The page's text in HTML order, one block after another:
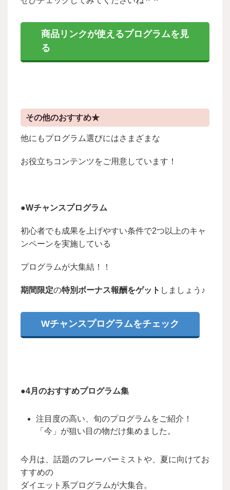
商品リンクが使えるプログラムを見
る
その他のおすすめ★
他にもプログラム選びにはさまざまな
お役立ちコンテンツをご用意しています！
●Wチャンスプログラム
初心者でも成果を上げやすい条件で2つ以上のキャ
ンペーンを実施している
プログラムが大集結！！
期間限定の特別ボーナス報酬をゲット しましょう♪
Wチャンスプログラムをチェック
●4月のおすすめプログラム集
注目度の高い、旬のプログラムをご紹介！
「今」が狙い目の物だけ集めました。
今月は、話題のフレーバーミストや、夏に向けてお
すすめの
ダイエット系プログラムが大集合。